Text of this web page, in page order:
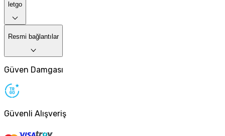
letgo
Resmi bağlantılar
Güven Damgası
Güvenli Alışveriş